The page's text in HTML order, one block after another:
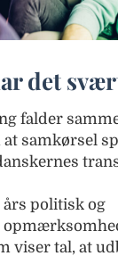
det
falder
at samkørsel
års politisk og
viser tal, at